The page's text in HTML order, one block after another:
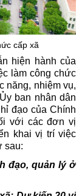
cấp xã
hiện hành của
làm công chức
năng, nhiệm vụ,
ban nhân dân
đạo của Chính
với các đơn vị
khai vị trí việc
sau:
đạo, quản lý ở